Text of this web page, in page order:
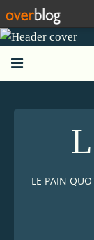
LE PAIN